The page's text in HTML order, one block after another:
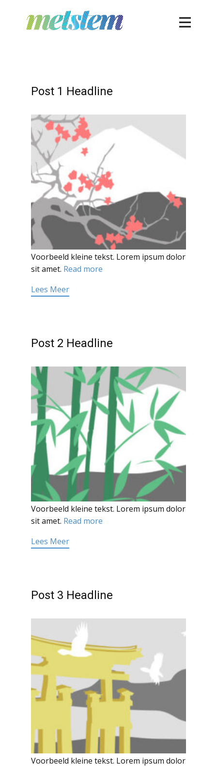
Post 1 Headline
Voorbeeld kleine tekst. Lorem ipsum dolor
sit amet. Read more
Lees Meer
Post 2 Headline
Voorbeeld kleine tekst. Lorem ipsum dolor
sit amet. Read more
Lees Meer
Post 3 Headline
Voorbeeld kleine tekst. Lorem ipsum dolor